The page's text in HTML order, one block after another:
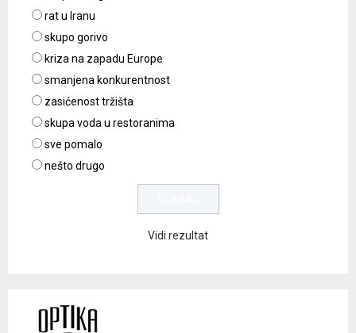
rat u Iranu
skupo gorivo
kriza na zapadu Europe
smanjena konkurentnost
zasićenost tržišta
skupa voda u restoranima
sve pomalo
nešto drugo
Vidi rezultat